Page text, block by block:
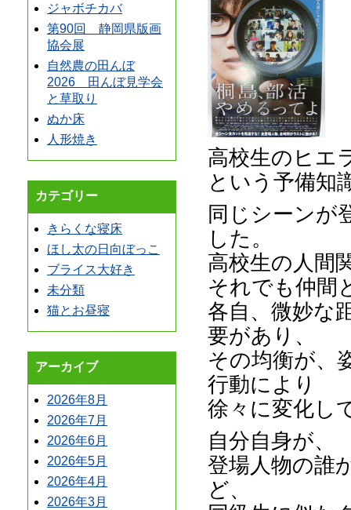
ジャボチカバ
第90回 静岡県版画
協会展
自然農の田んぼ
2026 田んぼ見学会
と草取り
ぬか床
人形焼き
カテゴリー
きらくな寝床
ほし太の日向ぼっこ
ブライス大好き
未分類
猫とお昼寝
アーカイブ
2026年8月
2026年7月
2026年6月
2026年5月
2026年4月
2026年3月
高校生のヒエ
という予備知
同じシーンが
した。
高校生の人間
それでも仲間
各自、微妙な
要があり、
その均衡が、
行動により
徐々に変化し
自分自身が、
登場人物の誰
ど、